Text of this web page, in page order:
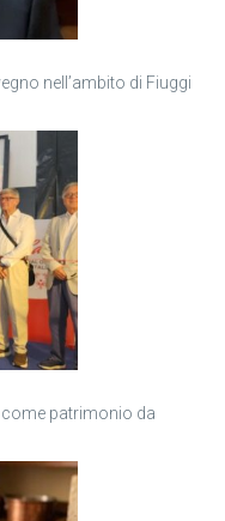
nell’ambito di Fiuggi
come patrimonio da